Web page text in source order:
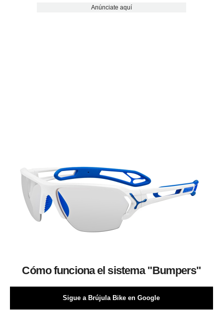
Anúnciate aquí
Cómo funciona el sistema "Bumpers"
Sigue a Brújula Bike en Google